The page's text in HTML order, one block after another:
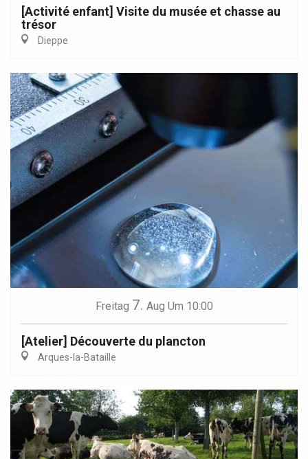
[Activité enfant] Visite du musée et chasse au
trésor
Dieppe
Freitag 7. Aug Um 10:00
[Atelier] Découverte du plancton
Arques-la-Bataille